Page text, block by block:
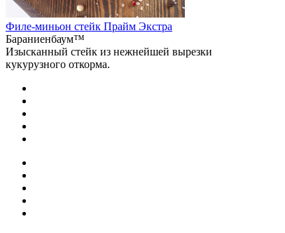
Филе-миньон стейк Прайм Экстра
Бараниенбаум™
Изысканный стейк из нежнейшей вырезки
кукурузного откорма.